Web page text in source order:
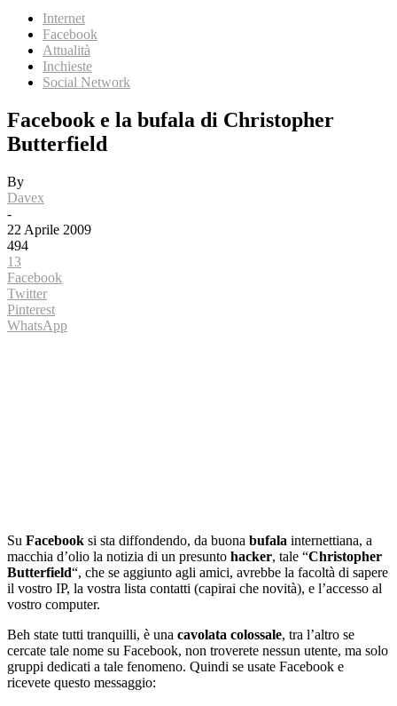
Internet
Facebook
Attualità
Inchieste
Social Network
Facebook e la bufala di Christopher
Butterfield
By
Davex
-
22 Aprile 2009
494
13
Facebook
Twitter
Pinterest
WhatsApp
Su Facebook si sta diffondendo, da buona bufala internettiana, a
macchia d’olio la notizia di un presunto hacker, tale “Christopher
Butterfield“, che se aggiunto agli amici, avrebbe la facoltà di sapere
il vostro IP, la vostra lista contatti (capirai che novità), e l’accesso al
vostro computer.
Beh state tutti tranquilli, è una cavolata colossale, tra l’altro se
cercate tale nome su Facebook, non troverete nessun utente, ma solo
gruppi dedicati a tale fenomeno. Quindi se usate Facebook e
ricevete questo messaggio: